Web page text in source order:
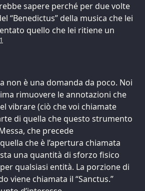
sapere perché per due volte
“Benedictus” della musica che lei
quello che lei ritiene un
1
non è una domanda da poco. Noi
rimuovere le annotazioni che
vibrare (ciò che voi chiamate
di quella che questo strumento
che precede
che è l’apertura chiamata
una quantità di sforzo fisico
qualsiasi entità. La porzione di
viene chiamata il “Sanctus.”